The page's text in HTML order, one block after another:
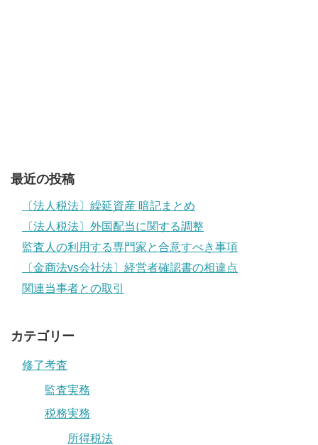
最近の投稿
〔法人税法〕繰延資産 暗記まとめ
〔法人税法〕外国配当に関する調整
監査人の利用する専門家と合意すべき事項
〔金商法vs会社法〕経営者確認書の相違点
関連当事者との取引
カテゴリー
修了考査
監査実務
税務実務
所得税法